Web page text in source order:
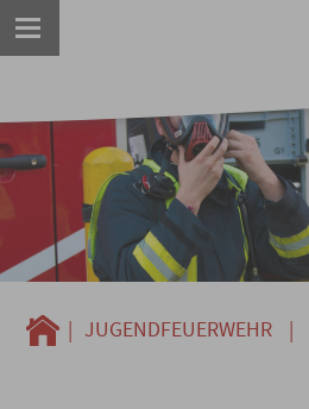
| JUGENDFEUERWEHR |